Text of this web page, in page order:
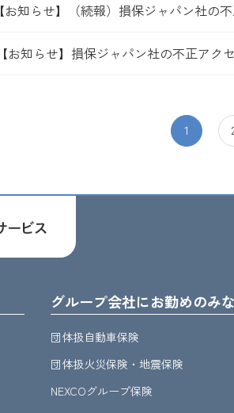
【お知らせ】（続報）損保ジャパン社の
【お知らせ】損保ジャパン社の不正ア
1
グループ会社にお勤めのみ
団体扱自動車保険
団体扱火災保険・地震保険
NEXCOグループ保険